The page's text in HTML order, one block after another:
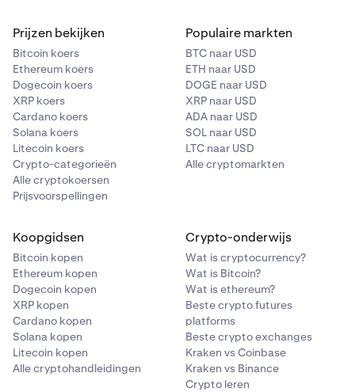
Prijzen bekijken
Bitcoin koers
Ethereum koers
Dogecoin koers
XRP koers
Cardano koers
Solana koers
Litecoin koers
Crypto-categorieën
Alle cryptokoersen
Prijsvoorspellingen
Populaire markten
BTC naar USD
ETH naar USD
DOGE naar USD
XRP naar USD
ADA naar USD
SOL naar USD
LTC naar USD
Alle cryptomarkten
Koopgidsen
Bitcoin kopen
Ethereum kopen
Dogecoin kopen
XRP kopen
Cardano kopen
Solana kopen
Litecoin kopen
Alle cryptohandleidingen
Crypto-onderwijs
Wat is cryptocurrency?
Wat is Bitcoin?
Wat is ethereum?
Beste crypto futures
platforms
Beste crypto exchanges
Kraken vs Coinbase
Kraken vs Binance
Crypto leren